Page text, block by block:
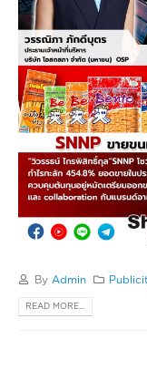
By Admin
READ MORE...